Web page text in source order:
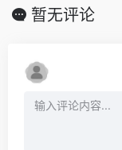
暂无评论